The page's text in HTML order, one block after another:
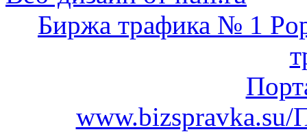
Биржа трафика № 1